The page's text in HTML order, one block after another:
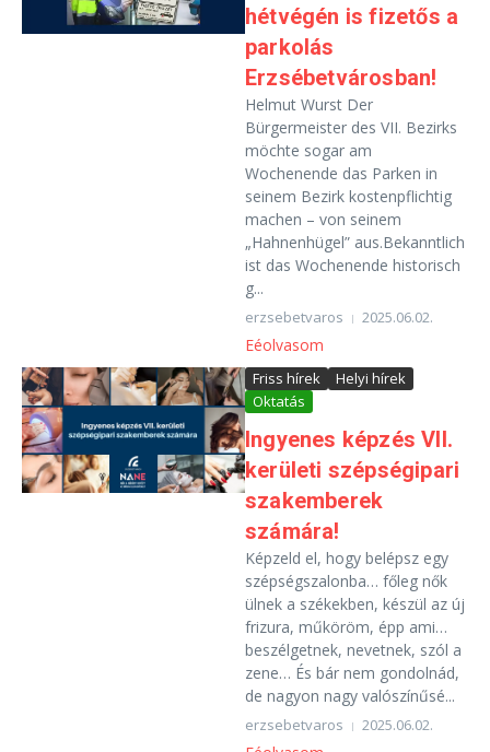
hétvégén is fizetős a
parkolás
Erzsébetvárosban!
Helmut Wurst Der
Bürgermeister des VII. Bezirks
möchte sogar am
Wochenende das Parken in
seinem Bezirk kostenpflichtig
machen – von seinem
„Hahnenhügel” aus.Bekanntlich
ist das Wochenende historisch
g...
erzsebetvaros 2025.06.02.
Eéolvasom
Friss hírek
Helyi hírek
Oktatás
Ingyenes képzés VII.
kerületi szépségipari
szakemberek
számára!
Képzeld el, hogy belépsz egy
szépségszalonba… főleg nők
ülnek a székekben, készül az új
frizura, műköröm, épp ami…
beszélgetnek, nevetnek, szól a
zene… És bár nem gondolnád,
de nagyon nagy valószínűsé...
erzsebetvaros 2025.06.02.